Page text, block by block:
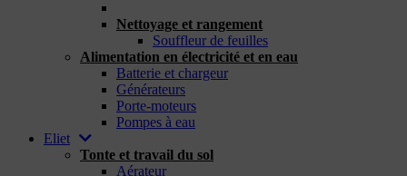
Nettoyage et rangement
Souffleur de feuilles
Alimentation en électricité et en eau
Batterie et chargeur
Générateurs
Porte-moteurs
Pompes à eau
Eliet
Tonte et travail du sol
Aérateur